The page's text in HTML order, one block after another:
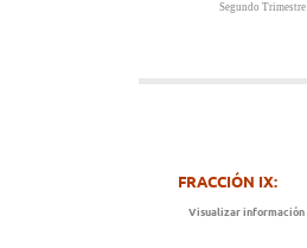
Segundo Trimestre
FRACCIÓN IX:
Visualizar información